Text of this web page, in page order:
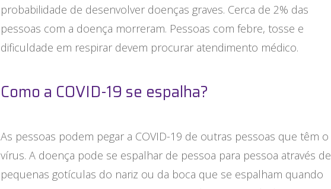
probabilidade de desenvolver doenças graves. Cerca de 2% das
pessoas com a doença morreram. Pessoas com febre, tosse e
dificuldade em respirar devem procurar atendimento médico.
Como a COVID-19 se espalha?
As pessoas podem pegar a COVID-19 de outras pessoas que têm o
vírus. A doença pode se espalhar de pessoa para pessoa através de
pequenas gotículas do nariz ou da boca que se espalham quando